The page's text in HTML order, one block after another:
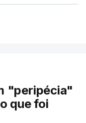
"peripécia"
que foi